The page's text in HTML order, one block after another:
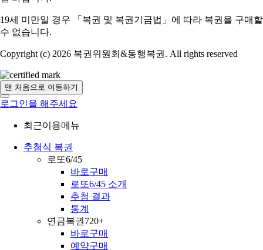
19세 미만일 경우 「복권 및 복권기금법」에 따라 복권을 구매할
수 없습니다.
Copyright (c) 2026 복권위원회&동행복권. All rights reserved
맨 처음으로 이동하기
로그인을 해주세요
최근이용메뉴
추첨식 복권
로또6/45
바로구매
로또6/45 소개
추첨 결과
통계
연금복권720+
바로구매
예약구매